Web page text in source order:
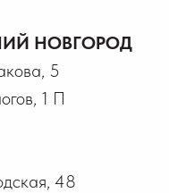
НОВГОРОД
5
1 П
48